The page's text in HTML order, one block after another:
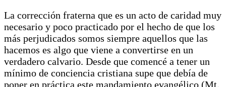
La corrección fraterna que es un acto de caridad muy
necesario y poco practicado por el hecho de que los
más perjudicados somos siempre aquellos que las
hacemos es algo que viene a convertirse en un
verdadero calvario. Desde que comencé a tener un
mínimo de conciencia cristiana supe que debía de
poner en práctica este mandamiento evangélico (Mt.